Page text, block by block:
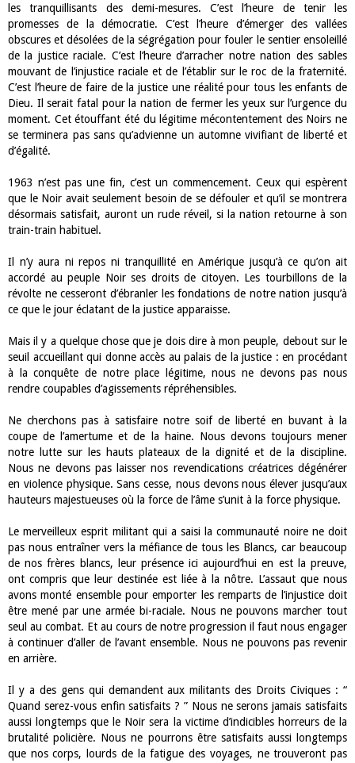
les tranquillisants des demi-mesures. C’est l’heure de tenir les
promesses de la démocratie. C’est l’heure d’émerger des vallées
obscures et désolées de la ségrégation pour fouler le sentier ensoleillé
de la justice raciale. C’est l’heure d’arracher notre nation des sables
mouvant de l’injustice raciale et de l’établir sur le roc de la fraternité.
C’est l’heure de faire de la justice une réalité pour tous les enfants de
Dieu. Il serait fatal pour la nation de fermer les yeux sur l’urgence du
moment. Cet étouffant été du légitime mécontentement des Noirs ne
se terminera pas sans qu’advienne un automne vivifiant de liberté et
d’égalité.
1963 n’est pas une fin, c’est un commencement. Ceux qui espèrent
que le Noir avait seulement besoin de se défouler et qu’il se montrera
désormais satisfait, auront un rude réveil, si la nation retourne à son
train-train habituel.
Il n’y aura ni repos ni tranquillité en Amérique jusqu’à ce qu’on ait
accordé au peuple Noir ses droits de citoyen. Les tourbillons de la
révolte ne cesseront d’ébranler les fondations de notre nation jusqu’à
ce que le jour éclatant de la justice apparaisse.
Mais il y a quelque chose que je dois dire à mon peuple, debout sur le
seuil accueillant qui donne accès au palais de la justice : en procédant
à la conquête de notre place légitime, nous ne devons pas nous
rendre coupables d’agissements répréhensibles.
Ne cherchons pas à satisfaire notre soif de liberté en buvant à la
coupe de l’amertume et de la haine. Nous devons toujours mener
notre lutte sur les hauts plateaux de la dignité et de la discipline.
Nous ne devons pas laisser nos revendications créatrices dégénérer
en violence physique. Sans cesse, nous devons nous élever jusqu’aux
hauteurs majestueuses où la force de l’âme s’unit à la force physique.
Le merveilleux esprit militant qui a saisi la communauté noire ne doit
pas nous entraîner vers la méfiance de tous les Blancs, car beaucoup
de nos frères blancs, leur présence ici aujourd’hui en est la preuve,
ont compris que leur destinée est liée à la nôtre. L’assaut que nous
avons monté ensemble pour emporter les remparts de l’injustice doit
être mené par une armée bi-raciale. Nous ne pouvons marcher tout
seul au combat. Et au cours de notre progression il faut nous engager
à continuer d’aller de l’avant ensemble. Nous ne pouvons pas revenir
en arrière.
Il y a des gens qui demandent aux militants des Droits Civiques : “
Quand serez-vous enfin satisfaits ? ” Nous ne serons jamais satisfaits
aussi longtemps que le Noir sera la victime d’indicibles horreurs de la
brutalité policière. Nous ne pourrons être satisfaits aussi longtemps
que nos corps, lourds de la fatigue des voyages, ne trouveront pas